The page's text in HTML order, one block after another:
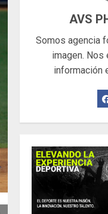
AVS
Somos agencia
imagen. Nos
información